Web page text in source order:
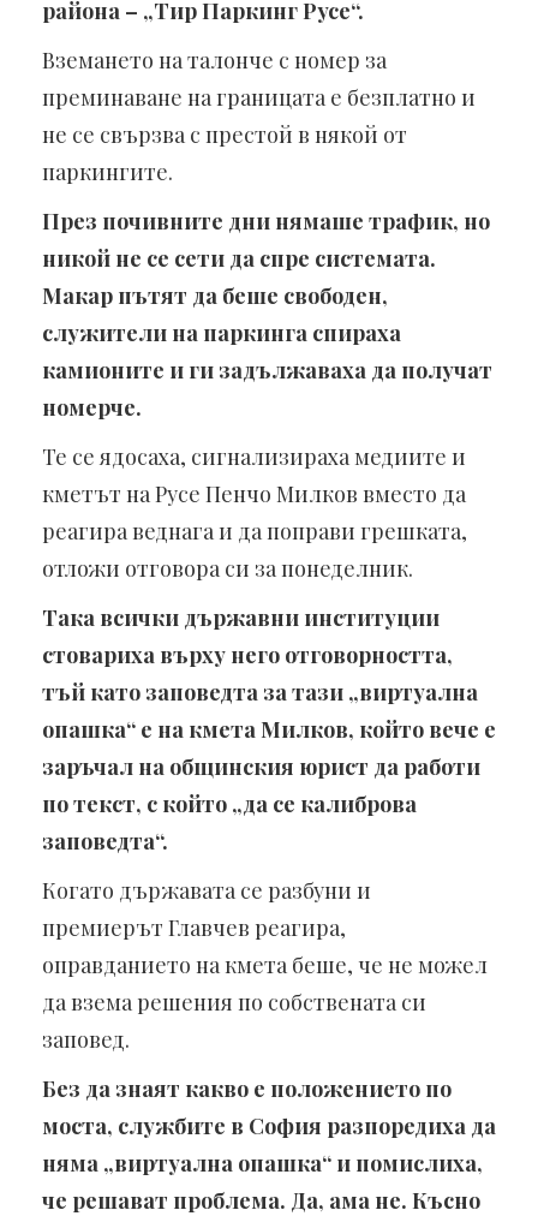
района – „Тир Паркинг Русе“.
Вземането на талонче с номер за
преминаване на границата е безплатно и
не се свързва с престой в някой от
паркингите.
През почивните дни нямаше трафик, но
никой не се сети да спре системата.
Макар пътят да беше свободен,
служители на паркинга спираха
камионите и ги задължаваха да получат
номерче.
Те се ядосаха, сигнализираха медиите и
кметът на Русе Пенчо Милков вместо да
реагира веднага и да поправи грешката,
отложи отговора си за понеделник.
Така всички държавни институции
стовариха върху него отговорността,
тъй като заповедта за тази „виртуална
опашка“ е на кмета Милков, който вече е
заръчал на общинския юрист да работи
по текст, с който „да се калиброва
заповедта“.
Когато държавата се разбуни и
премиерът Главчев реагира,
оправданието на кмета беше, че не можел
да взема решения по собствената си
заповед.
Без да знаят какво е положението по
моста, службите в София разпоредиха да
няма „виртуална опашка“ и помислиха,
че решават проблема. Да, ама не. Късно